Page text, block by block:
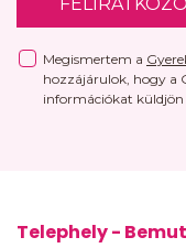
Megismertem a
hozzájárulok, hogy a
információkat
Telephely -